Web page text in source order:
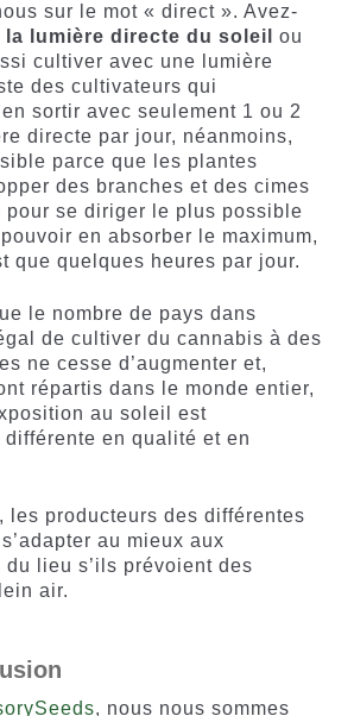
sur le mot « direct ». Avez-
la lumière directe du soleil
ou
cultiver avec une lumière
des cultivateurs qui
sortir avec seulement 1 ou 2
directe par jour, néanmoins,
parce que les plantes
des branches et des cimes
pour se diriger le plus possible
en absorber le maximum,
que quelques heures par jour.
le nombre de pays dans
de cultiver du cannabis à des
ne cesse d’augmenter et,
répartis dans le monde entier,
au soleil est
différente en qualité et en
les producteurs des différentes
au mieux aux
lieu s’ils prévoient des
air.
, nous nous sommes